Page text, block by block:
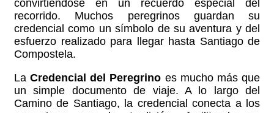
convirtiéndose en un recuerdo especial del
recorrido. Muchos peregrinos guardan su
credencial como un símbolo de su aventura y del
esfuerzo realizado para llegar hasta Santiago de
Compostela.
LaCredencial del Peregrino es mucho más que
un simple documento de viaje. A lo largo del
Camino de Santiago, la credencial conecta a los